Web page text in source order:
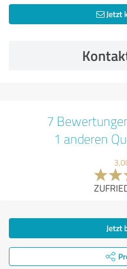
Jetzt
7
1 anderen
Jetzt